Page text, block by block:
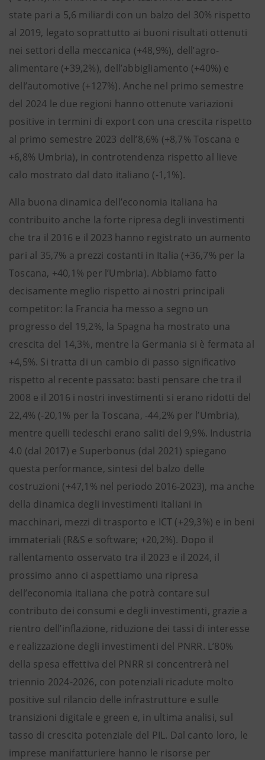
state pari a 5,6 miliardi con un balzo del 30% rispetto
al 2019, legato soprattutto ai buoni risultati ottenuti
nei settori della meccanica (+48,9%), dell’agro-
alimentare (+39,2%), dell’abbigliamento (+40%) e
dell’automotive (+127%). Anche nel primo semestre
del 2024 le due regioni hanno ottenute variazioni
positive in termini di export con una crescita rispetto
al primo semestre 2023 dell’8,6% (+8,7% Toscana e
+6,8% Umbria), in controtendenza rispetto al lieve
calo mostrato dal dato italiano (-1,1%).
Alla buona dinamica dell’economia italiana ha
contribuito anche la forte ripresa degli investimenti
che tra il 2016 e il 2023 hanno registrato un aumento
pari al 35,7% a prezzi costanti in Italia (+36,7% per la
Toscana, +40,1% per l’Umbria). Abbiamo fatto
decisamente meglio rispetto ai nostri principali
competitor: la Francia ha messo a segno un
progresso del 19,2%, la Spagna ha mostrato una
crescita del 14,3%, mentre la Germania si è fermata al
+4,5%. Si tratta di un cambio di passo significativo
rispetto al recente passato: basti pensare che tra il
2008 e il 2016 i nostri investimenti si erano ridotti del
22,4% (-20,1% per la Toscana, -44,2% per l’Umbria),
mentre quelli tedeschi erano saliti del 9,9%. Industria
4.0 (dal 2017) e Superbonus (dal 2021) spiegano
questa performance, sintesi del balzo delle
costruzioni (+47,1% nel periodo 2016-2023), ma anche
della dinamica degli investimenti italiani in
macchinari, mezzi di trasporto e ICT (+29,3%) e in beni
immateriali (R&S e software; +20,2%). Dopo il
rallentamento osservato tra il 2023 e il 2024, il
prossimo anno ci aspettiamo una ripresa
dell’economia italiana che potrà contare sul
contributo dei consumi e degli investimenti, grazie a
rientro dell’inflazione, riduzione dei tassi di interesse
e realizzazione degli investimenti del PNRR. L’80%
della spesa effettiva del PNRR si concentrerà nel
triennio 2024-2026, con potenziali ricadute molto
positive sul rilancio delle infrastrutture e sulle
transizioni digitale e green e, in ultima analisi, sul
tasso di crescita potenziale del PIL. Dal canto loro, le
imprese manifatturiere hanno le risorse per